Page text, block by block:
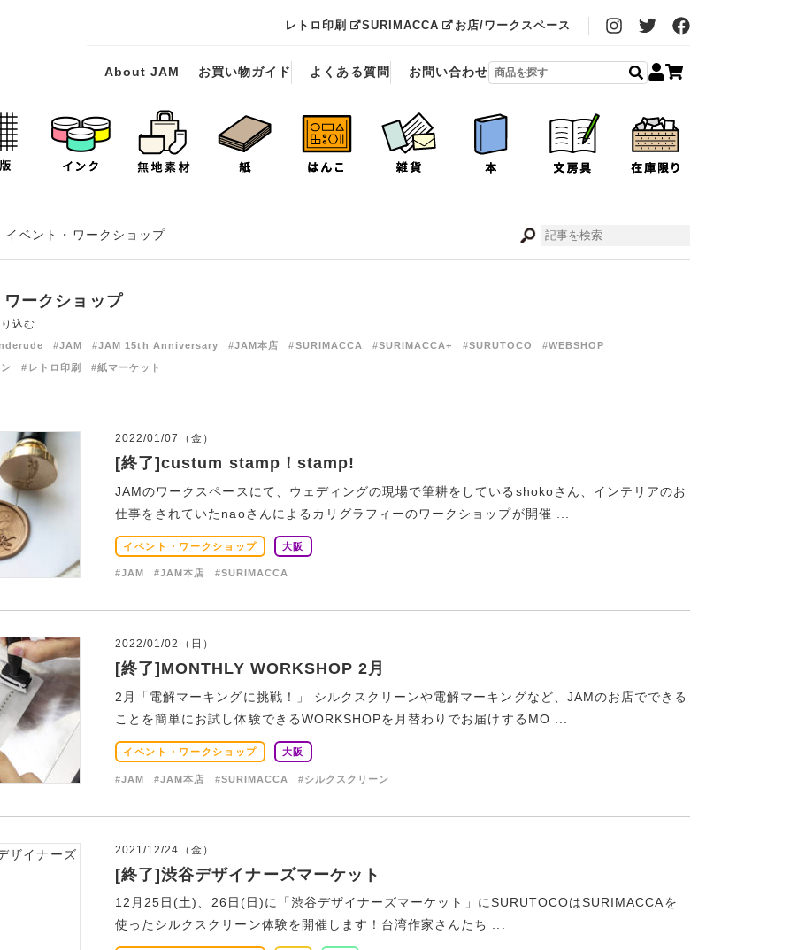
レトロ印刷 SURIMACCA お店/ワークスペース
About JAM お買い物ガイド よくある質問 お問い合わせ
イベント・ワークショップ
ワークショップ
込む
#JAM #JAM 15th Anniversary #JAM本店 #SURIMACCA #SURIMACCA+ #SURUTOCO #WEBSHOP
#レトロ印刷 #紙マーケット
2022/01/07（金）
[終了]custum stamp！stamp!
JAMのワークスペースにて、ウェディングの現場で筆耕をしているshokoさん、インテリアのお
仕事をされていたnaoさんによるカリグラフィーのワークショップが開催 ...
イベント・ワークショップ 大阪
#JAM #JAM本店 #SURIMACCA
2022/01/02（日）
[終了]MONTHLY WORKSHOP 2月
2月「電解マーキングに挑戦！」 シルクスクリーンや電解マーキングなど、JAMのお店でできる
ことを簡単にお試し体験できるWORKSHOPを月替わりでお届けするMO ...
イベント・ワークショップ 大阪
#JAM #JAM本店 #SURIMACCA #シルクスクリーン
2021/12/24（金）
[終了]渋谷デザイナーズマーケット
12月25日(土)、26日(日)に「渋谷デザイナーズマーケット」にSURUTOCOはSURIMACCAを
使ったシルクスクリーン体験を開催します！台湾作家さんたち ...